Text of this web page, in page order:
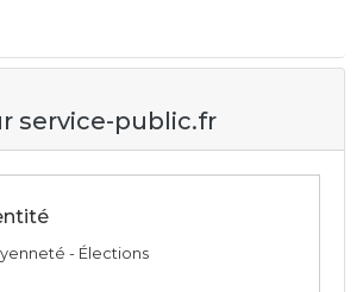
service-public.fr
- Élections